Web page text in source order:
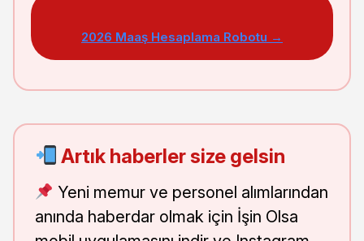
2026 Maaş Hesaplama Robotu →
Artık haberler size gelsin
Yeni memur ve personel alımlarından
anında haberdar olmak için İşin Olsa